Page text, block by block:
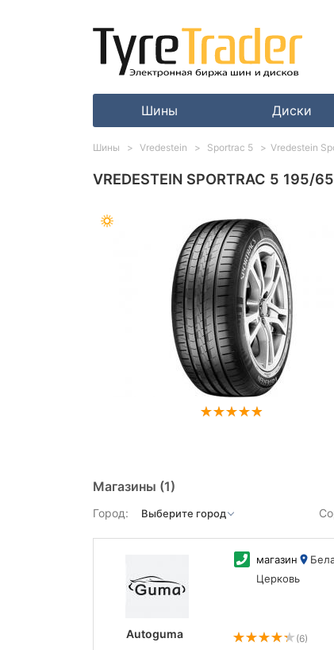
Шины Диски
VREDESTEIN SPORTRAC 5 195/
Магазины (1)
Город:
Autoguma
магазин
Церковь
(6)
Шины Vredestein Sportrac 5 Vredestein